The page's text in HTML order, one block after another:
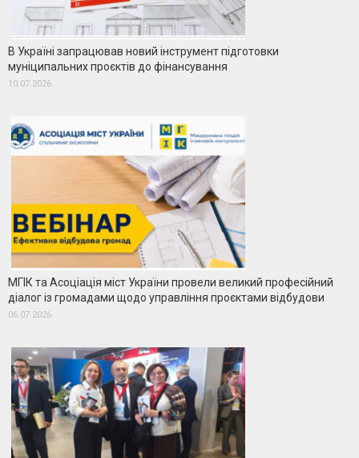
В Україні запрацював новий інструмент підготовки
муніципальних проєктів до фінансування
10.07.2026
МГІК та Асоціація міст України провели великий професійний
діалог із громадами щодо управління проєктами відбудови
06.07.2026